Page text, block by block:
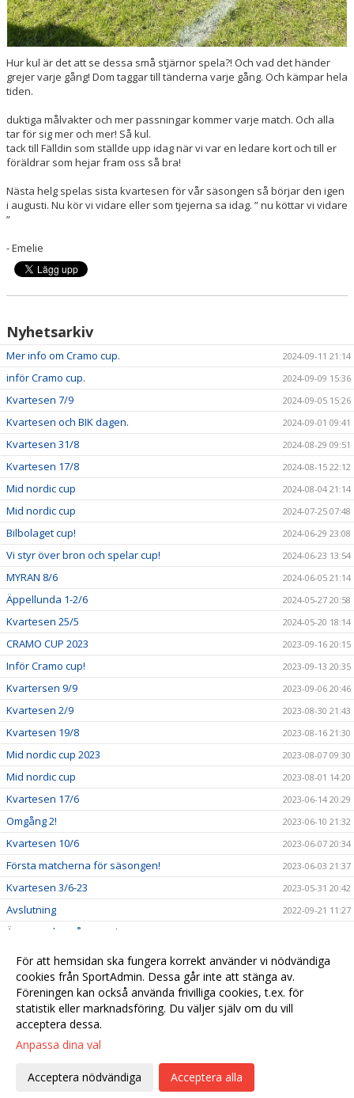
Hur kul är det att se dessa små stjärnor spela?! Och vad det händer
grejer varje gång! Dom taggar till tänderna varje gång. Och kämpar hela
tiden.
duktiga målvakter och mer passningar kommer varje match. Och alla
tar för sig mer och mer! Så kul.
tack till Fälldin som ställde upp idag när vi var en ledare kort och till er
föräldrar som hejar fram oss så bra!
Nästa helg spelas sista kvartesen för vår säsongen så börjar den igen
i augusti. Nu kör vi vidare eller som tjejerna sa idag. ” nu köttar vi vidare
”
- Emelie
Nyhetsarkiv
Mer info om Cramo cup. 2024-09-11 21:14
inför Cramo cup. 2024-09-09 15:36
Kvartesen 7/9 2024-09-05 15:26
Kvartesen och BIK dagen. 2024-09-01 09:41
Kvartesen 31/8 2024-08-29 09:51
Kvartesen 17/8 2024-08-15 22:12
Mid nordic cup 2024-08-04 21:14
Mid nordic cup 2024-07-25 07:48
Bilbolaget cup! 2024-06-29 23:08
Vi styr över bron och spelar cup! 2024-06-23 13:54
MYRAN 8/6 2024-06-05 21:14
Äppellunda 1-2/6 2024-05-27 20:58
Kvartesen 25/5 2024-05-20 18:14
CRAMO CUP 2023 2023-09-16 20:15
Inför Cramo cup! 2023-09-13 20:35
Kvartersen 9/9 2023-09-06 20:46
Kvartesen 2/9 2023-08-30 21:43
Kvartesen 19/8 2023-08-16 21:30
Mid nordic cup 2023 2023-08-07 09:30
Mid nordic cup 2023-08-01 14:20
Kvartesen 17/6 2023-06-14 20:29
Omgång 2! 2023-06-10 21:32
Kvartesen 10/6 2023-06-07 20:34
Första matcherna för säsongen! 2023-06-03 21:37
Kvartesen 3/6-23 2023-05-31 20:42
Avslutning 2022-09-21 11:27
Ännu en dag på myran!
Matcher den 20/8 2022-08-21 20:51
Kvartesen 18/6 2022-06-19 11:38
Kvartesen 11/6 2022-06-13 13:38
inställningar
Webbversion
För att hemsidan ska fungera korrekt använder vi nödvändiga
cookies från SportAdmin. Dessa går inte att stänga av.
Föreningen kan också använda frivilliga cookies, t.ex. för
statistik eller marknadsföring. Du väljer själv om du vill
acceptera dessa.
Anpassa dina val
Acceptera nödvändiga Acceptera alla